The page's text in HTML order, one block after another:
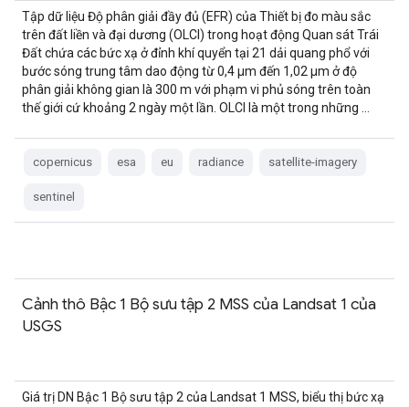
Tập dữ liệu Độ phân giải đầy đủ (EFR) của Thiết bị đo màu sắc
trên đất liền và đại dương (OLCI) trong hoạt động Quan sát Trái
Đất chứa các bức xạ ở đỉnh khí quyển tại 21 dải quang phổ với
bước sóng trung tâm dao động từ 0,4 µm đến 1,02 µm ở độ
phân giải không gian là 300 m với phạm vi phủ sóng trên toàn
thế giới cứ khoảng 2 ngày một lần. OLCI là một trong những …
copernicus esa eu radiance satellite-imagery
sentinel
Cảnh thô Bậc 1 Bộ sưu tập 2 MSS của Landsat 1 của
USGS
Giá trị DN Bậc 1 Bộ sưu tập 2 của Landsat 1 MSS, biểu thị bức xạ